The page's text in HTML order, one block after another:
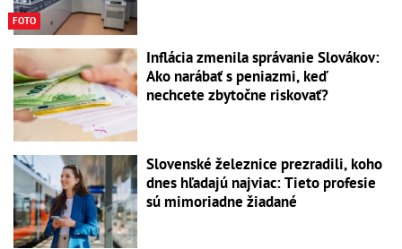
FOTO
Inflácia zmenila správanie Slovákov:
Ako narábať s peniazmi, keď
nechcete zbytočne riskovať?
Slovenské železnice prezradili, koho
dnes hľadajú najviac: Tieto profesie
sú mimoriadne žiadané